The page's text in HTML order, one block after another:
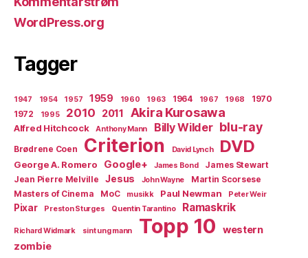
WordPress.org
Tagger
1947 1954 1957 1959 1960 1963 1964 1967 1968
1970
1972
1995 2010 2011 Akira Kurosawa
Alfred Hitchcock Anthony Mann Billy Wilder blu-ray
Brødrene Coen Criterion David Lynch DVD
George A. Romero Google+ James Bond
James Stewart
Jean Pierre Melville
Jesus John Wayne
Martin Scorsese
Masters of Cinema
MoC musikk Paul Newman Peter Weir
Pixar Preston Sturges Quentin Tarantino Ramaskrik
Richard Widmark sint ung mann Topp 10
western
zombie